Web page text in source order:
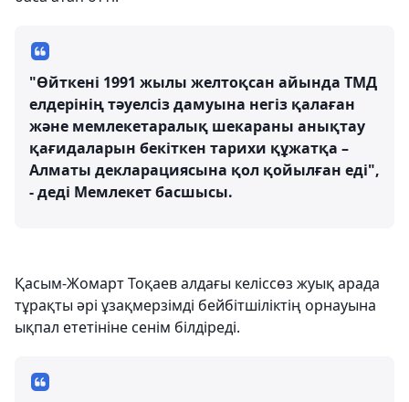
"Өйткені 1991 жылы желтоқсан айында ТМД
елдерінің тәуелсіз дамуына негіз қалаған
және мемлекетаралық шекараны анықтау
қағидаларын бекіткен тарихи құжатқа –
Алматы декларациясына қол қойылған еді",
- деді Мемлекет басшысы.
Қасым-Жомарт Тоқаев алдағы келіссөз жуық арада
тұрақты әрі ұзақмерзімді бейбітшіліктің орнауына
ықпал ететініне сенім білдіреді.